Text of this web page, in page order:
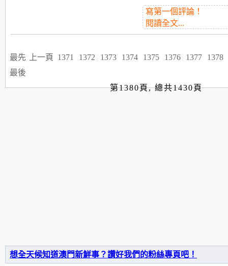
寫第一個評論！
閱讀全文...
最先 上一頁 1371 1372 1373 1374 1375 1376 1377
1378
最後
第1380頁, 總共1430頁
想全天候知道澳門新鮮事？讚好我們的粉絲專頁吧！